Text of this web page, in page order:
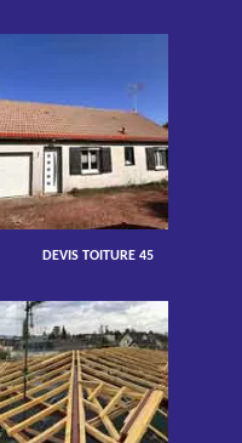
DEVIS TOITURE 45